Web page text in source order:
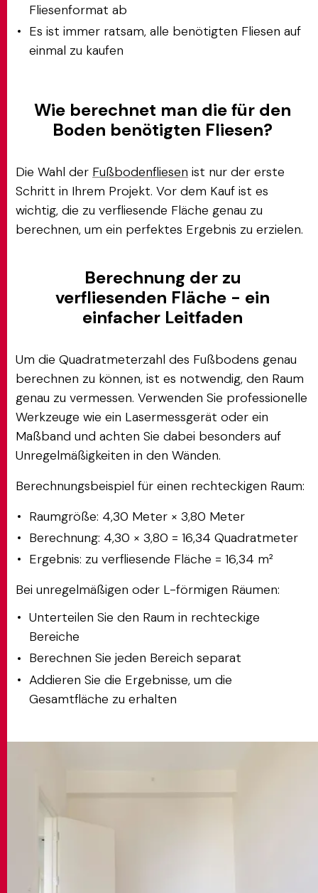
Fliesenformat ab
Es ist immer ratsam, alle benötigten Fliesen auf
einmal zu kaufen
Wie berechnet man die für den
Boden benötigten Fliesen?
Die Wahl der Fußbodenfliesen ist nur der erste
Schritt in Ihrem Projekt. Vor dem Kauf ist es
wichtig, die zu verfliesende Fläche genau zu
berechnen, um ein perfektes Ergebnis zu erzielen.
Berechnung der zu
verfliesenden Fläche - ein
einfacher Leitfaden
Um die Quadratmeterzahl des Fußbodens genau
berechnen zu können, ist es notwendig, den Raum
genau zu vermessen. Verwenden Sie professionelle
Werkzeuge wie ein Lasermessgerät oder ein
Maßband und achten Sie dabei besonders auf
Unregelmäßigkeiten in den Wänden.
Berechnungsbeispiel für einen rechteckigen Raum:
Raumgröße: 4,30 Meter × 3,80 Meter
Berechnung: 4,30 × 3,80 = 16,34 Quadratmeter
Ergebnis: zu verfliesende Fläche = 16,34 m²
Bei unregelmäßigen oder L-förmigen Räumen:
Unterteilen Sie den Raum in rechteckige
Bereiche
Berechnen Sie jeden Bereich separat
Addieren Sie die Ergebnisse, um die
Gesamtfläche zu erhalten